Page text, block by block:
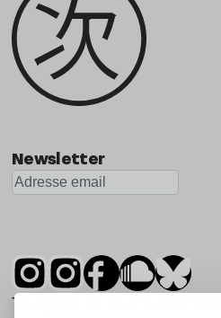
Newsletter
Tsugi est un mensuel